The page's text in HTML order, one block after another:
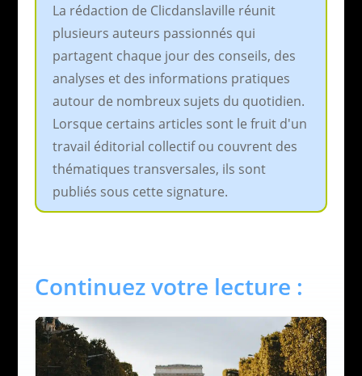
La rédaction de Clicdanslaville réunit
plusieurs auteurs passionnés qui
partagent chaque jour des conseils, des
analyses et des informations pratiques
autour de nombreux sujets du quotidien.
Lorsque certains articles sont le fruit d'un
travail éditorial collectif ou couvrent des
thématiques transversales, ils sont
publiés sous cette signature.
Continuez votre lecture :